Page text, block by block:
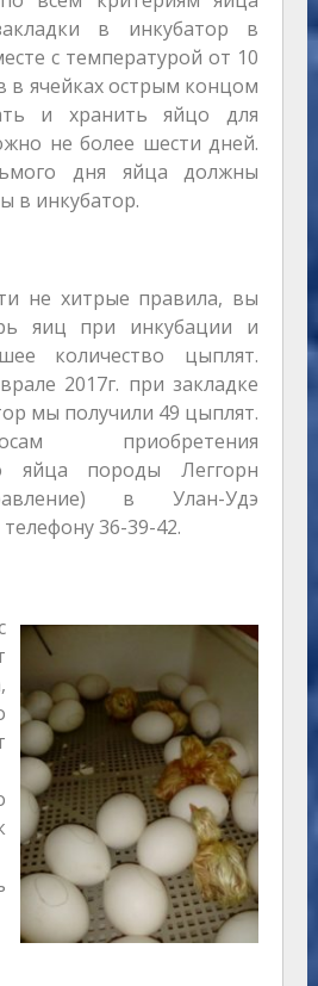
в инкубатор в
с температурой от 10
в ячейках острым концом
и хранить яйцо для
не более шести дней.
дня яйца должны
в инкубатор.
не хитрые правила, вы
яиц при инкубации и
количество цыплят.
2017г. при закладке
мы получили 49 цыплят.
приобретения
яйца породы Леггорн
в Улан-Удэ
36-39-42.